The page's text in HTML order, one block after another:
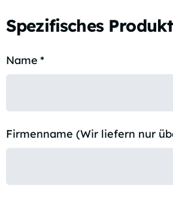
Spezifisches
Name *
Firmenname (Wir liefern nur